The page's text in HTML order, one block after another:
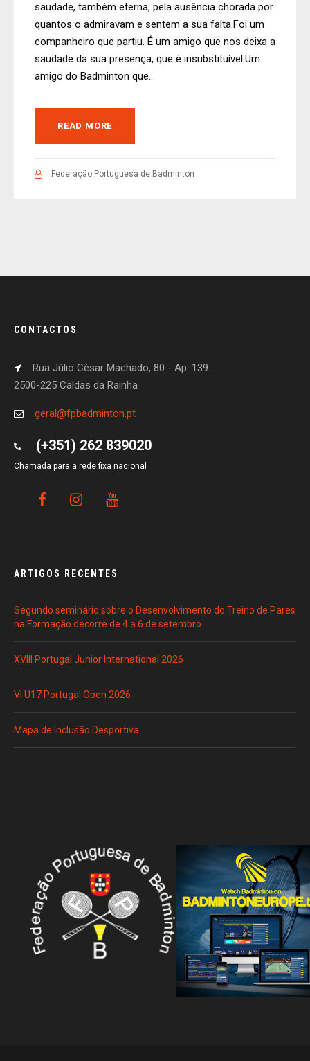
saudade, também eterna, pela ausência chorada por
quantos o admiravam e sentem a sua falta.Foi um
companheiro que partiu. É um amigo que nos deixa a
saudade da sua presença, que é insubstituível.Um
amigo do Badminton que...
READ MORE
Federação Portuguesa de Badminton
CONTACTOS
Rua Júlio César Machado, 80 - Ap. 139
2500-225 Caldas da Rainha
geral@fpbadminton.pt
(+351) 262 839020
Chamada para a rede fixa nacional
ARTIGOS RECENTES
Segundo seminário sobre o Desenvolvimento do Treino de Pares
na Formação decorre de 4 a 6 de setembro
XVIII Portugal Junior International 2026
VI U17 Portugal Open 2026
Mapa de Inclusão Desportiva